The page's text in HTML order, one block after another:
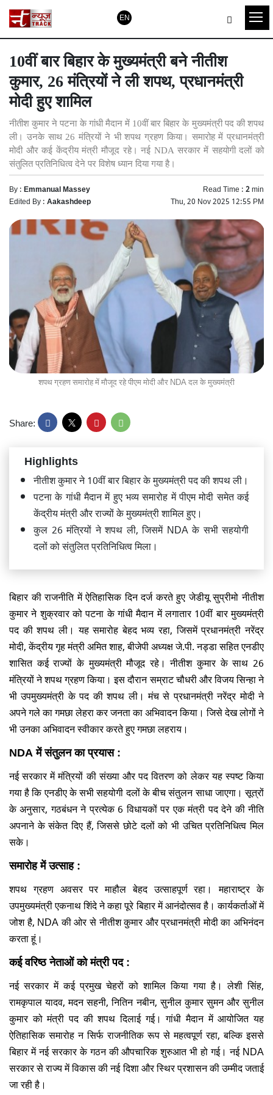
EN
10वीं बार बिहार के मुख्यमंत्री बने नीतीश
कुमार, 26 मंत्रियों ने ली शपथ, प्रधानमंत्री
मोदी हुए शामिल
नीतीश कुमार ने पटना के गांधी मैदान में 10वीं बार बिहार के मुख्यमंत्री पद की शपथ
ली। उनके साथ 26 मंत्रियों ने भी शपथ ग्रहण किया। समारोह में प्रधानमंत्री
मोदी और कई केंद्रीय मंत्री मौजूद रहे। नई NDA सरकार में सहयोगी दलों को
संतुलित प्रतिनिधित्व देने पर विशेष ध्यान दिया गया है।
By :Emmanual Massey Read Time :2min
Edited By :Aakashdeep Thu, 20 Nov 2025 12:55 PM
शपथ ग्रहण समारोह में मौजूद रहे पीएम मोदी और NDA दल के मुख्यमंत्री
Share:
Highlights
नीतीश कुमार ने 10वीं बार बिहार के मुख्यमंत्री पद की शपथ ली।
पटना के गांधी मैदान में हुए भव्य समारोह में पीएम मोदी समेत कई
केंद्रीय मंत्री और राज्यों के मुख्यमंत्री शामिल हुए।
कुल 26 मंत्रियों ने शपथ ली, जिसमें NDA के सभी सहयोगी
दलों को संतुलित प्रतिनिधित्व मिला।
बिहार की राजनीति में ऐतिहासिक दिन दर्ज करते हुए जेडीयू सुप्रीमो नीतीश
कुमार ने शुक्रवार को पटना के गांधी मैदान में लगातार 10वीं बार मुख्यमंत्री
पद की शपथ ली। यह समारोह बेहद भव्य रहा, जिसमें प्रधानमंत्री नरेंद्र
मोदी, केंद्रीय गृह मंत्री अमित शाह, बीजेपी अध्यक्ष जे.पी. नड्डा सहित एनडीए
शासित कई राज्यों के मुख्यमंत्री मौजूद रहे। नीतीश कुमार के साथ 26
मंत्रियों ने शपथ ग्रहण किया। इस दौरान सम्राट चौधरी और विजय सिन्हा ने
भी उपमुख्यमंत्री के पद की शपथ ली। मंच से प्रधानमंत्री नरेंद्र मोदी ने
अपने गले का गमछा लेहरा कर जनता का अभिवादन किया। जिसे देख लोगों ने
भी उनका अभिवादन स्वीकार करते हुए गमछा लहराय।
NDA में संतुलन का प्रयास :
नई सरकार में मंत्रियों की संख्या और पद वितरण को लेकर यह स्पष्ट किया
गया है कि एनडीए के सभी सहयोगी दलों के बीच संतुलन साधा जाएगा। सूत्रों
के अनुसार, गठबंधन ने प्रत्येक 6 विधायकों पर एक मंत्री पद देने की नीति
अपनाने के संकेत दिए हैं, जिससे छोटे दलों को भी उचित प्रतिनिधित्व मिल
सके।
समारोह में उत्साह :
शपथ ग्रहण अवसर पर माहौल बेहद उत्साहपूर्ण रहा। महाराष्ट्र के
उपमुख्यमंत्री एकनाथ शिंदे ने कहा पूरे बिहार में आनंदोत्सव है। कार्यकर्ताओं में
जोश है, NDA की ओर से नीतीश कुमार और प्रधानमंत्री मोदी का अभिनंदन
करता हूं।
कई वरिष्ठ नेताओं को मंत्री पद :
नई सरकार में कई प्रमुख चेहरों को शामिल किया गया है। लेशी सिंह,
रामकृपाल यादव, मदन सहनी, नितिन नबीन, सुनील कुमार सुमन और सुनील
कुमार को मंत्री पद की शपथ दिलाई गई। गांधी मैदान में आयोजित यह
ऐतिहासिक समारोह न सिर्फ राजनीतिक रूप से महत्वपूर्ण रहा, बल्कि इससे
बिहार में नई सरकार के गठन की औपचारिक शुरुआत भी हो गई। नई NDA
सरकार से राज्य में विकास की नई दिशा और स्थिर प्रशासन की उम्मीद जताई
जा रही है।